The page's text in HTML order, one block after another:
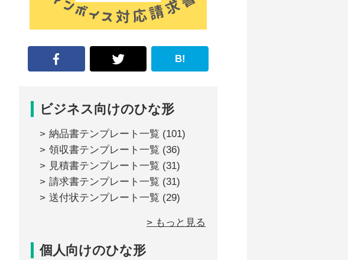
ジ
ャ
ー
ナ
B!
ビジネス向けのひな形
納品書テンプレート一覧 (101)
領収書テンプレート一覧 (36)
見積書テンプレート一覧 (31)
請求書テンプレート一覧 (31)
送付状テンプレート一覧 (29)
> もっと見る
個人向けのひな形